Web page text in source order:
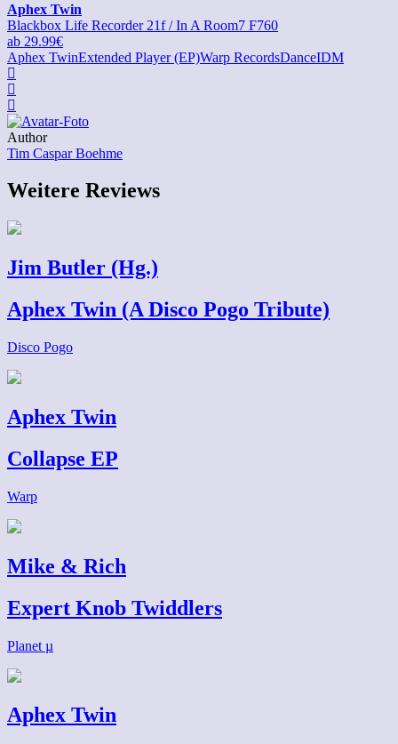
Aphex Twin
Blackbox Life Recorder 21f / In A Room7 F760
ab 29.99€
Aphex TwinExtended Player (EP)Warp RecordsDanceIDM
Author
Tim Caspar Boehme
Weitere Reviews
Jim Butler (Hg.)
Aphex Twin (A Disco Pogo Tribute)
Disco Pogo
Aphex Twin
Collapse EP
Warp
Mike & Rich
Expert Knob Twiddlers
Planet µ
Aphex Twin